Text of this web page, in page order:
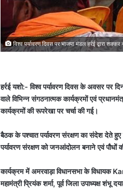
विश्व पर्यावरण दिवस पर भाजपा मंडल हर्रई द्वारा
हर्रई यशो:- विश्व पर्यावरण दिवस के अवसर
वाले विभिन्न संगठनात्मक कार्यक्रमों एवं
कार्यक्रमों की रूपरेखा पर चर्चा की गई।
बैठक के पश्चात पर्यावरण संरक्षण का संदेश देते
पर्यावरण संरक्षण को जनआंदोलन बनाने एवं
कार्यक्रम में अमरवाड़ा विधानसभा के विधायक
महामंत्री प्रियंक शर्मा, पूर्व जिला उपाध्यक्ष शंभू